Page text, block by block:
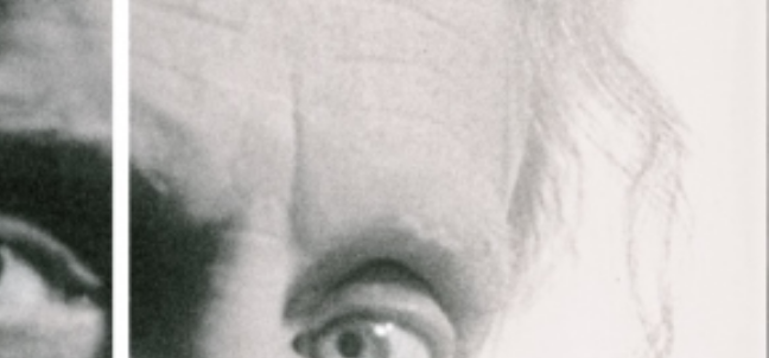
Die Ausstellung wurde 2018 bei SAPA in Lausanne nochmals
gezeigt, wobei sich der Fokus auf zwei Bereiche richtete:
Der BereichPädagogik dokumentiert die
Jooss-Leeder-
Methodeim Kontext der Tanzgeschichte.
Im BereichDanse macabre
wird ein im Unterricht erarbeitetes
Tanzwerk in verschiedenen Aspekten der Entstehung, der
Bewahrung und der Weiterwirkung sichtbar gemacht.